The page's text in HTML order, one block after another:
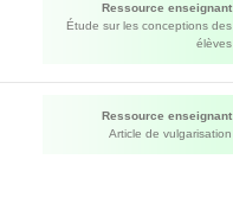
Ressource enseignant
Étude sur les conceptions des
élèves
Ressource enseignant
Article de vulgarisation